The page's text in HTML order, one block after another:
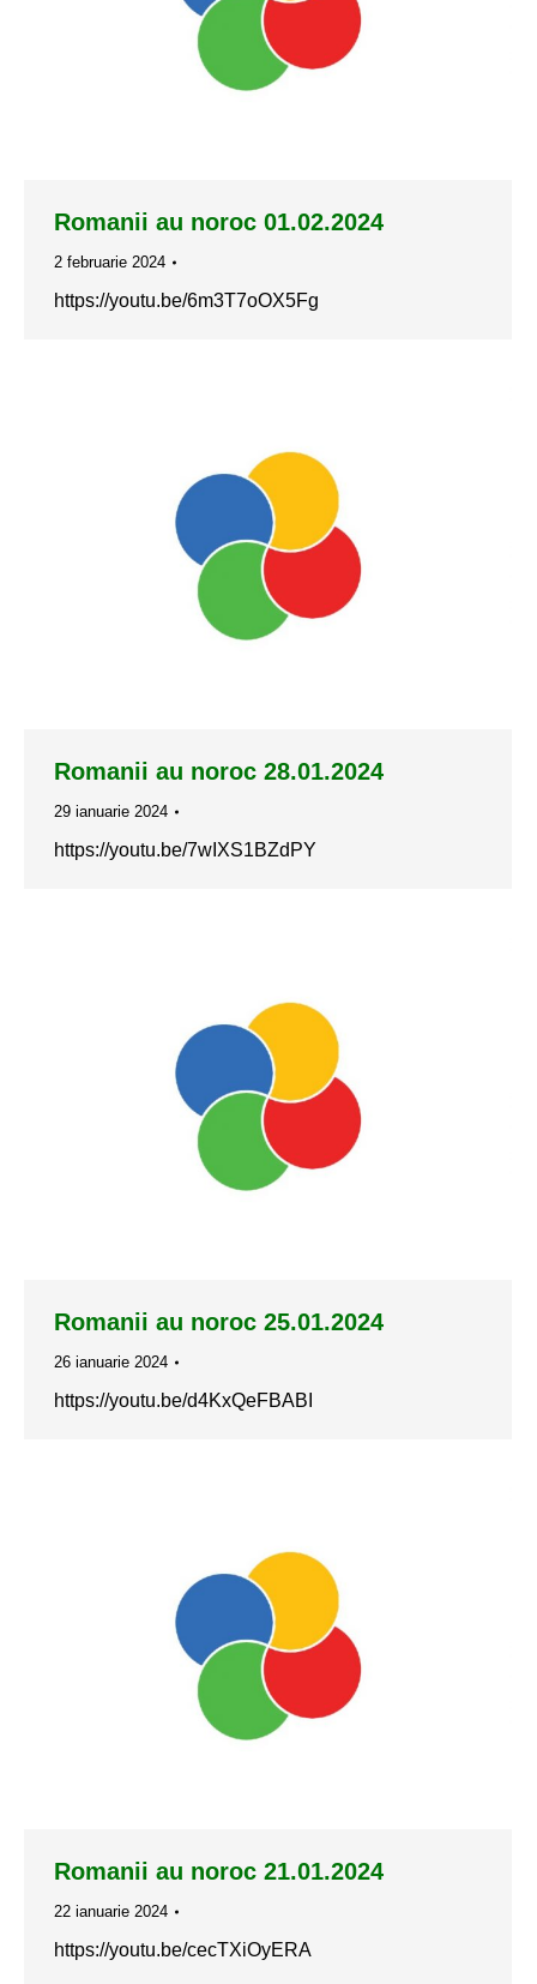
Romanii au noroc 01.02.2024
2 februarie 2024
https://youtu.be/6m3T7oOX5Fg
Romanii au noroc 28.01.2024
29 ianuarie 2024
https://youtu.be/7wIXS1BZdPY
Romanii au noroc 25.01.2024
26 ianuarie 2024
https://youtu.be/d4KxQeFBABI
Romanii au noroc 21.01.2024
22 ianuarie 2024
https://youtu.be/cecTXiOyERA